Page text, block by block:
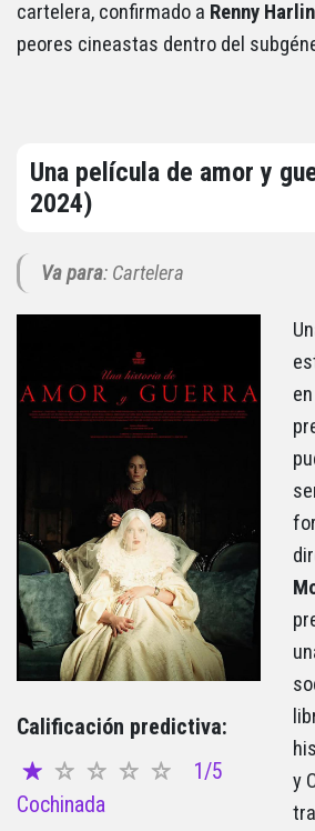
cartelera, confirmado a Renny Harlin
peores cineastas dentro del
Una película de amor y
2024)
Va para: Cartelera
Calificación predictiva:
1/5
Cochinada
y